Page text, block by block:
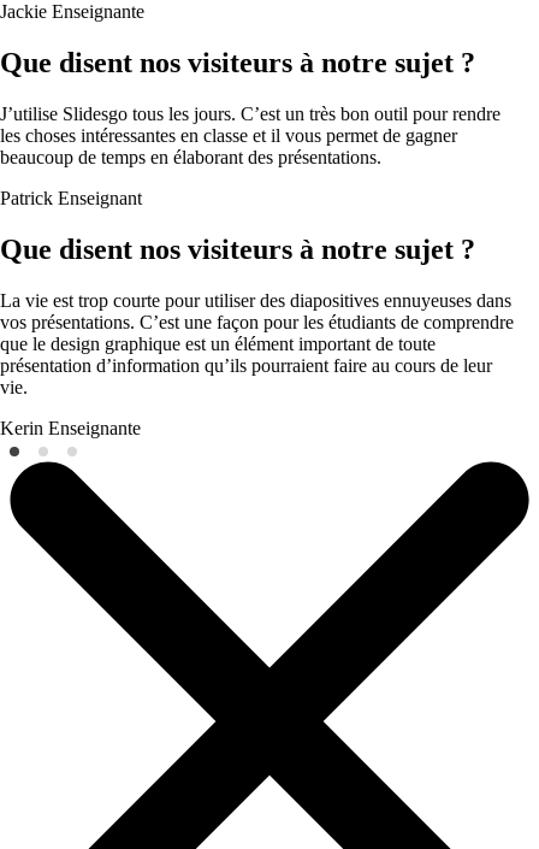
Jackie Enseignante
Que disent nos visiteurs à notre sujet ?
J’utilise Slidesgo tous les jours. C’est un très bon outil pour rendre
les choses intéressantes en classe et il vous permet de gagner
beaucoup de temps en élaborant des présentations.
Patrick Enseignant
Que disent nos visiteurs à notre sujet ?
La vie est trop courte pour utiliser des diapositives ennuyeuses dans
vos présentations. C’est une façon pour les étudiants de comprendre
que le design graphique est un élément important de toute
présentation d’information qu’ils pourraient faire au cours de leur
vie.
Kerin Enseignante